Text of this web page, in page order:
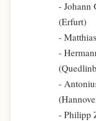
- Johann
(Erfurt)
-
-
-
- Philipp